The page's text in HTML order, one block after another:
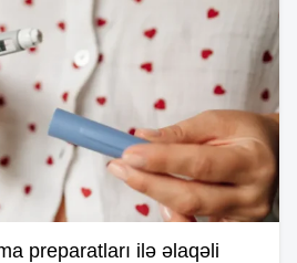
preparatları ilə əlaqəli